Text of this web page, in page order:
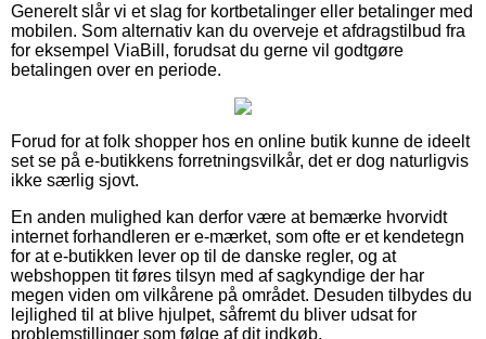
Generelt slår vi et slag for kortbetalinger eller betalinger med
mobilen. Som alternativ kan du overveje et afdragstilbud fra
for eksempel ViaBill, forudsat du gerne vil godtgøre
betalingen over en periode.
Forud for at folk shopper hos en online butik kunne de ideelt
set se på e-butikkens forretningsvilkår, det er dog naturligvis
ikke særlig sjovt.
En anden mulighed kan derfor være at bemærke hvorvidt
internet forhandleren er e-mærket, som ofte er et kendetegn
for at e-butikken lever op til de danske regler, og at
webshoppen tit føres tilsyn med af sagkyndige der har
megen viden om vilkårene på området. Desuden tilbydes du
lejlighed til at blive hjulpet, såfremt du bliver udsat for
problemstillinger som følge af dit indkøb.